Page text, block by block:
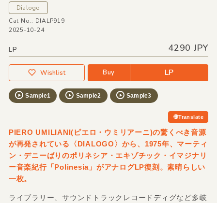
Dialogo
Cat No.: DIALP919
2025-10-24
LP 4290 JPY
Wishlist Buy LP
Sample1 Sample2 Sample3
Translate
PIERO UMILIANI(ピエロ・ウミリアーニ)の驚くべき音源
が再発されている〈DIALOGO〉から、1975年、マーティ
ン・デニーばりのポリネシア・エキゾチック・イマジナリ
ー音楽紀行「Polinesia」がアナログLP復刻。素晴らしい
一枚。
ライブラリー、サウンドトラックレコードディグなど多岐